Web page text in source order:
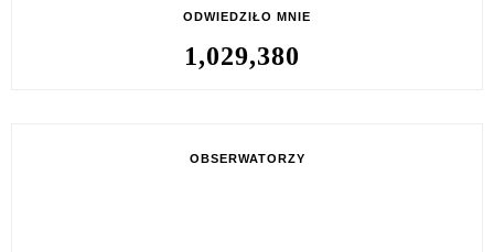
ODWIEDZIŁO MNIE
1,029,380
OBSERWATORZY